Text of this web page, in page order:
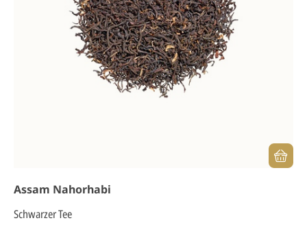
Assam Nahorhabi
Schwarzer Tee